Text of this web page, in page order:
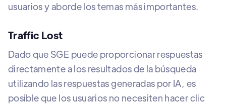
usuarios y aborde los temas más importantes.
Traffic Lost
Dado que SGE puede proporcionar respuestas
directamente a los resultados de la búsqueda
utilizando las respuestas generadas por IA, es
posible que los usuarios no necesiten hacer clic